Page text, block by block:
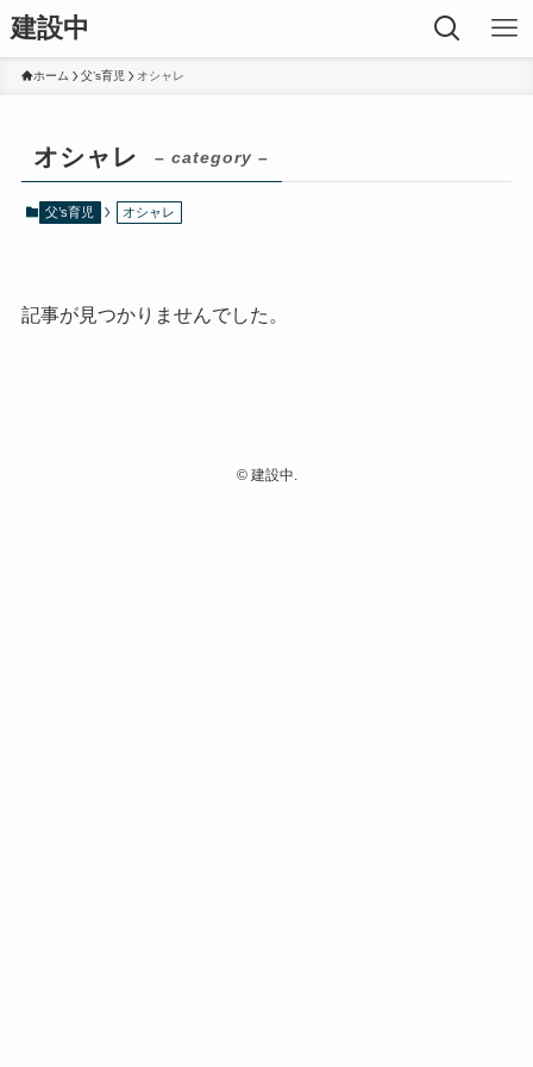
建設中
ホーム 父’s育児 オシャレ
オシャレ – category –
父’s育児 オシャレ
記事が見つかりませんでした。
©建設中.